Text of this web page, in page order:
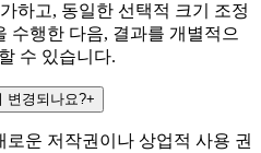
하고, 동일한 선택적 크기 조정
수행한 다음, 결과를 개별적으
수 있습니다.
변경되나요?+
운 저작권이나 상업적 사용 권